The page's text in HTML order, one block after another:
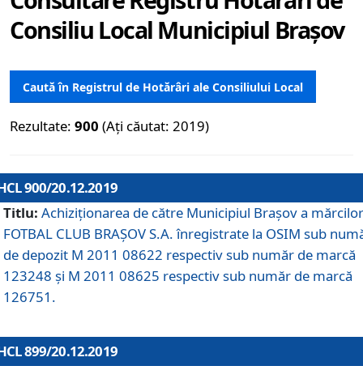
Consiliu Local Municipiul Brașov
Caută în Registrul de Hotărâri ale Consiliului Local
Rezultate: 900 (Ați căutat: 2019)
900/20.12.2019
Titlu: Achiziționarea de către Municipiul Brașov a mărcilor
FOTBAL CLUB BRAȘOV S.A. înregistrate la OSIM sub
de depozit M 2011 08622 respectiv sub număr de marcă
123248 și M 2011 08625 respectiv sub număr de marcă
126751.
899/20.12.2019